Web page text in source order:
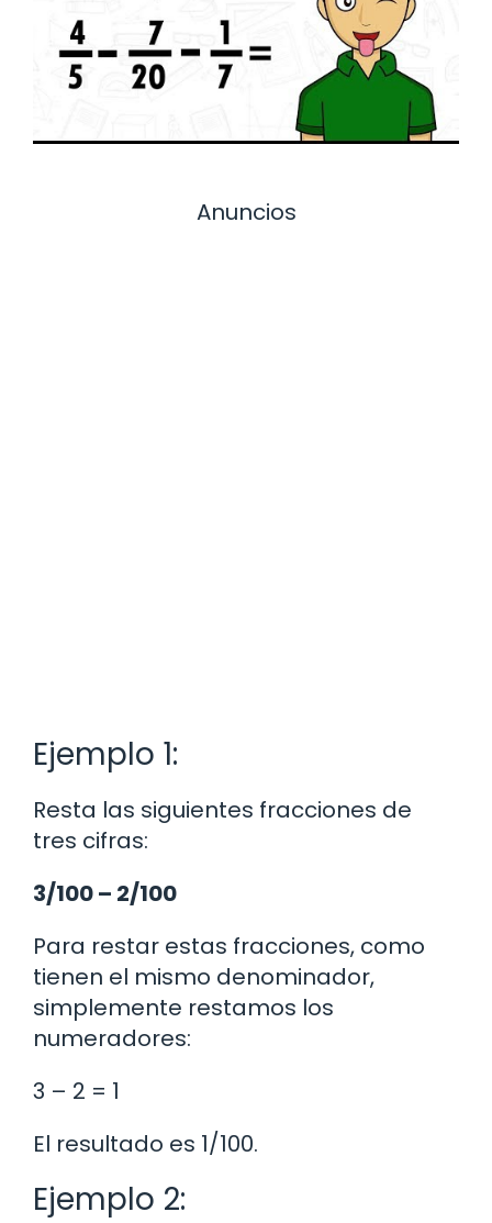
Anuncios
Ejemplo 1:
Resta las siguientes fracciones de
tres cifras:
3/100 – 2/100
Para restar estas fracciones, como
tienen el mismo denominador,
simplemente restamos los
numeradores:
3 – 2 = 1
El resultado es 1/100.
Ejemplo 2: